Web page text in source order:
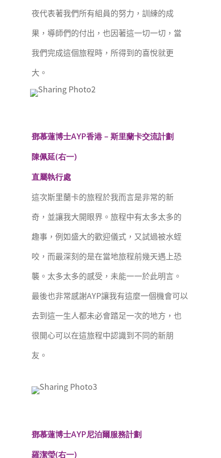
夜代表著我們所有組員的努力，訓練的成
果，導師們的付出，也因著這一切一切，當
我們完成這個旅程時，所得到的喜悅就更
大。
鄧慕蓮博士AYP香港 – 斯里蘭卡交流計劃
陳佩延(右一)
直屬執行處
這次斯里蘭卡的旅程於我而言是非常的新
奇，並讓我大開眼界。旅程中有太多太多的
趣事，例如盛大的歡迎儀式，又試過被水蛭
咬，而最深刻的是在當地旅程前幾天遇上恐
襲。太多太多的感受，未能一一於此明言。
最後也非常感謝AYP讓我有這麼一個機會可以
去到這一生人都未必會踏足一次的地方，也
很開心可以在這旅程中認識到不同的新朋
友。
鄧慕蓮博士AYP尼泊爾服務計劃
羅潔瑩(右一)